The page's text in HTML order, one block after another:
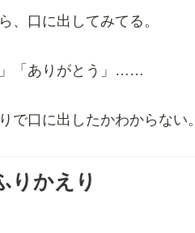
、口に出してみてる。
」「ありがとう」……
で口に出したかわからない。
りかえり